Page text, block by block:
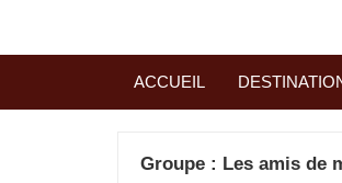
ACCUEIL
Groupe : Les amis de